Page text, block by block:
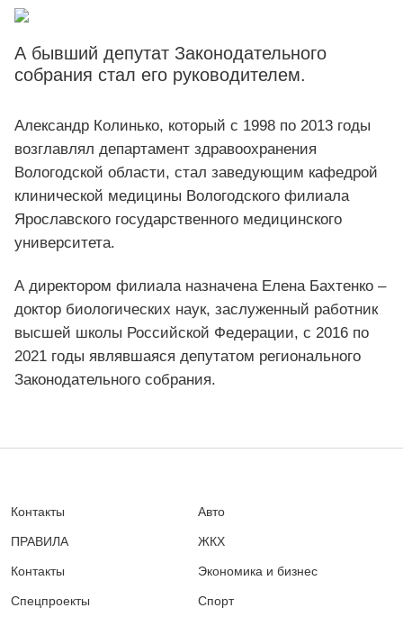
А бывший депутат Законодательного
собрания стал его руководителем.
Александр Колинько, который с 1998 по 2013 годы
возглавлял департамент здравоохранения
Вологодской области, стал заведующим кафедрой
клинической медицины Вологодского филиала
Ярославского государственного медицинского
университета.
А директором филиала назначена Елена Бахтенко –
доктор биологических наук, заслуженный работник
высшей школы Российской Федерации, с 2016 по
2021 годы являвшаяся депутатом регионального
Законодательного собрания.
Контакты
ПРАВИЛА
Контакты
Спецпроекты
Авто
ЖКХ
Экономика и бизнес
Спорт